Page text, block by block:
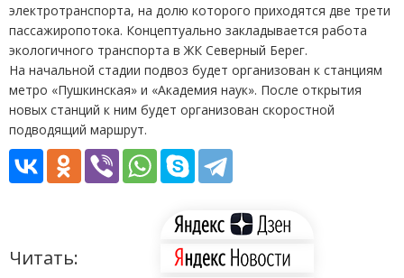
электротранспорта, на долю которого приходятся две трети
пассажиропотока. Концептуально закладывается работа
экологичного транспорта в ЖК Северный Берег.
На начальной стадии подвоз будет организован к станциям
метро «Пушкинская» и «Академия наук». После открытия
новых станций к ним будет организован скоростной
подводящий маршрут.
Читать: